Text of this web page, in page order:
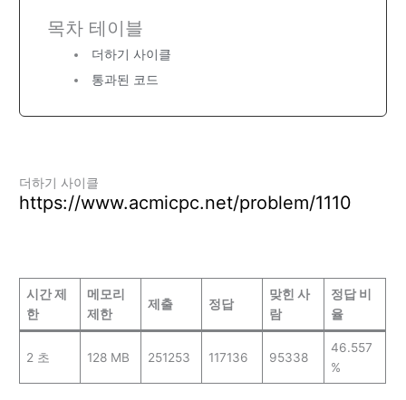
목차 테이블
더하기 사이클
통과된 코드
더하기 사이클
https://www.acmicpc.net/problem/1110
시간 제
한
메모리
제한
제출 정답
맞힌 사
람
정답 비
율
2 초 128 MB 251253 117136 95338
46.557
%